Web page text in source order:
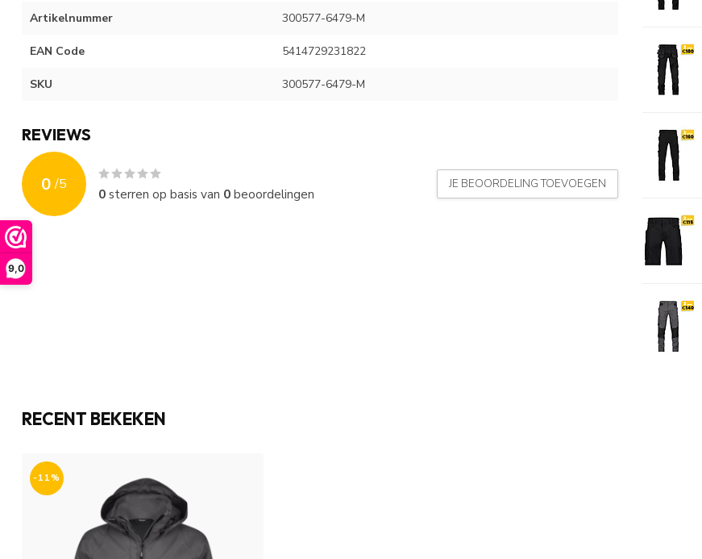
9,0
Artikelnummer 300577-6479-M
EAN Code 5414729231822
SKU 300577-6479-M
REVIEWS
0 /5
0sterren op basis van 0beoordelingen
JE BEOORDELING TOEVOEGEN
RECENT BEKEKEN
-11%